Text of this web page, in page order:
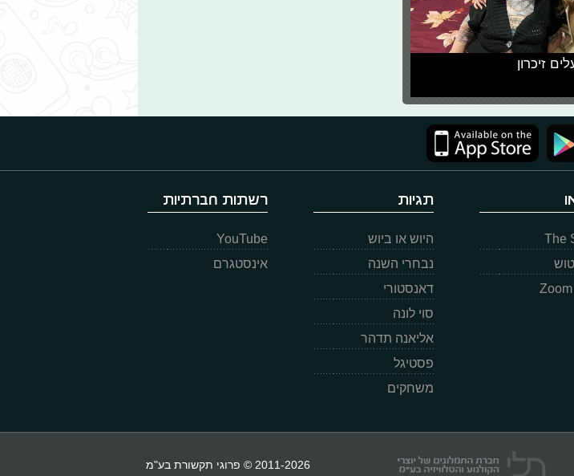
זיכרון
The
תגיות
היוש או ביוש
נבחרי השנה
דאנסטורי
סוי לונה
אליאנה תדהר
פסטיגל
משחקים
רשתות חברתיות
YouTube
אינסטגרם
2011-2026 © פרוגי תקשורת בע"מ